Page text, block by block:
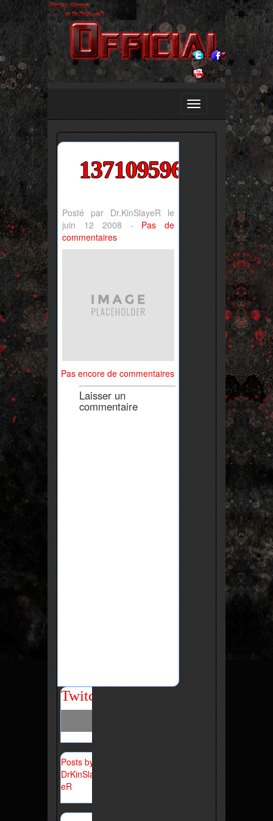
Posté par Dr.KinSlayeR le
juin 12 2008 - Pas de
commentaires
Pas encore de commentaires
Laisser un
commentaire
Twitch
Posts by
DrKinSlay
eR